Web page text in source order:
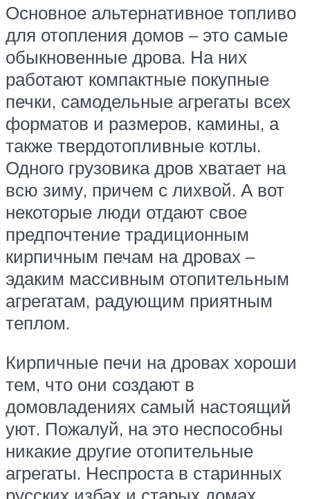
Основное альтернативное топливо
для отопления домов – это самые
обыкновенные дрова. На них
работают компактные покупные
печки, самодельные агрегаты всех
форматов и размеров, камины, а
также твердотопливные котлы.
Одного грузовика дров хватает на
всю зиму, причем с лихвой. А вот
некоторые люди отдают свое
предпочтение традиционным
кирпичным печам на дровах –
эдаким массивным отопительным
агрегатам, радующим приятным
теплом.
Кирпичные печи на дровах хороши
тем, что они создают в
домовладениях самый настоящий
уют. Пожалуй, на это неспособны
никакие другие отопительные
агрегаты. Неспроста в старинных